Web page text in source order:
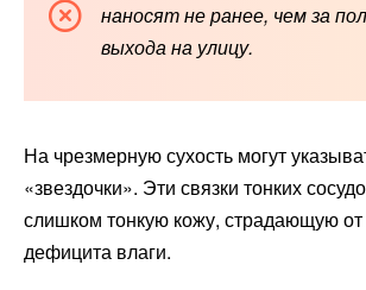
наносят не ранее, чем за
выхода на улицу.
На чрезмерную сухость могут
«звездочки». Эти связки тонких
слишком тонкую кожу, страдающую от
дефицита влаги.